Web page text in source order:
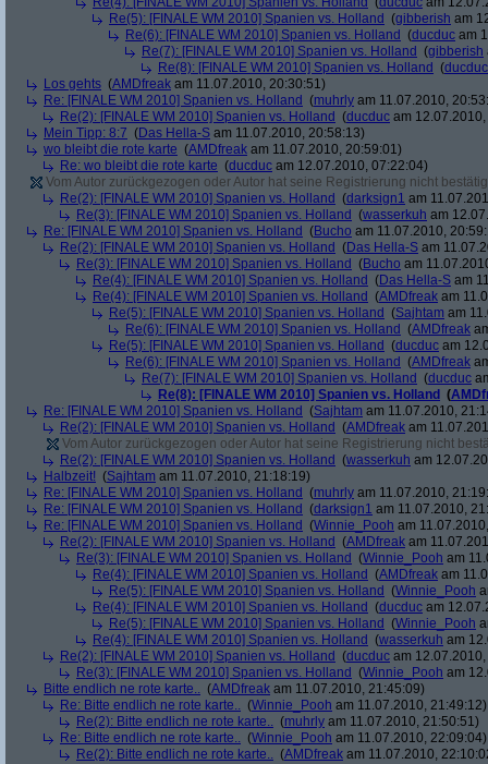
Re(5): [FINALE WM 2010] Spanien vs. Holland (gibberish am
Re(6): [FINALE WM 2010] Spanien vs. Holland (ducduc am
Re(7): [FINALE WM 2010] Spanien vs. Holland (gibberish
Re(8): [FINALE WM 2010] Spanien vs. Holland (ducduc
Los gehts (AMDfreak am 11.07.2010, 20:30:51)
Re: [FINALE WM 2010] Spanien vs. Holland (muhrly am 11.07.2010,
Re(2): [FINALE WM 2010] Spanien vs. Holland (ducduc am
Mein Tipp: 8:7 (Das Hella-S am 11.07.2010, 20:58:13)
wo bleibt die rote karte (AMDfreak am 11.07.2010, 20:59:01)
Re: wo bleibt die rote karte (ducduc am 12.07.2010, 07:22:04)
Vom Autor zurückgezogen oder Autor hat seine Registrierung nicht
Re(2): [FINALE WM 2010] Spanien vs. Holland (darksign1 am
Re(3): [FINALE WM 2010] Spanien vs. Holland (wasserkuh am
Re: [FINALE WM 2010] Spanien vs. Holland (Bucho am 11.07.2010,
Re(2): [FINALE WM 2010] Spanien vs. Holland (Das Hella-S am
Re(3): [FINALE WM 2010] Spanien vs. Holland (Bucho am
Re(4): [FINALE WM 2010] Spanien vs. Holland (Das Hella-S am
Re(4): [FINALE WM 2010] Spanien vs. Holland (AMDfreak am
Re(5): [FINALE WM 2010] Spanien vs. Holland (Sajhtam am
Re(6): [FINALE WM 2010] Spanien vs. Holland (AMDfreak
Re(5): [FINALE WM 2010] Spanien vs. Holland (ducduc am
Re(6): [FINALE WM 2010] Spanien vs. Holland (AMDfreak
Re(7): [FINALE WM 2010] Spanien vs. Holland (ducduc
Re(8): [FINALE WM 2010] Spanien vs. Holland (
Re: [FINALE WM 2010] Spanien vs. Holland (Sajhtam am 11.07.2010,
Re(2): [FINALE WM 2010] Spanien vs. Holland (AMDfreak am
Vom Autor zurückgezogen oder Autor hat seine Registrierung nicht
Re(2): [FINALE WM 2010] Spanien vs. Holland (wasserkuh am
Halbzeit! (Sajhtam am 11.07.2010, 21:18:19)
Re: [FINALE WM 2010] Spanien vs. Holland (muhrly am 11.07.2010,
Re: [FINALE WM 2010] Spanien vs. Holland (darksign1 am 11.07.2010,
Re: [FINALE WM 2010] Spanien vs. Holland (Winnie_Pooh am
Re(2): [FINALE WM 2010] Spanien vs. Holland (AMDfreak am
Re(3): [FINALE WM 2010] Spanien vs. Holland (Winnie_Pooh am
Re(4): [FINALE WM 2010] Spanien vs. Holland (AMDfreak am
Re(5): [FINALE WM 2010] Spanien vs. Holland (Winnie_Pooh
Re(4): [FINALE WM 2010] Spanien vs. Holland (ducduc am
Re(5): [FINALE WM 2010] Spanien vs. Holland (Winnie_Pooh
Re(4): [FINALE WM 2010] Spanien vs. Holland (wasserkuh am
Re(2): [FINALE WM 2010] Spanien vs. Holland (ducduc am
Re(3): [FINALE WM 2010] Spanien vs. Holland (Winnie_Pooh am
Bitte endlich ne rote karte.. (AMDfreak am 11.07.2010, 21:45:09)
Re: Bitte endlich ne rote karte.. (Winnie_Pooh am 11.07.2010, 21:49:12)
Re(2): Bitte endlich ne rote karte.. (muhrly am 11.07.2010, 21:50:51)
Re: Bitte endlich ne rote karte.. (Winnie_Pooh am 11.07.2010, 22:09:04)
Re(2): Bitte endlich ne rote karte.. (AMDfreak am 11.07.2010,